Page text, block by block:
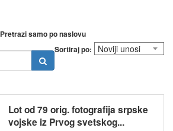
Pretrazi samo po naslovu
Sortiraj po:
Lot od 79 orig. fotografija srpske
vojske iz Prvog svetskog...